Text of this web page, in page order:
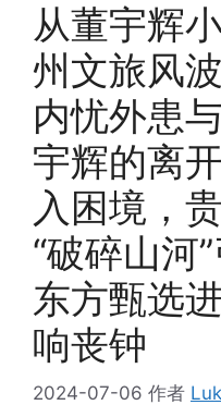
从董宇辉
州文旅风
内忧外患
宇辉的离
入困境，
“破碎山河
东方甄选
响丧钟
2024-07-06 作者